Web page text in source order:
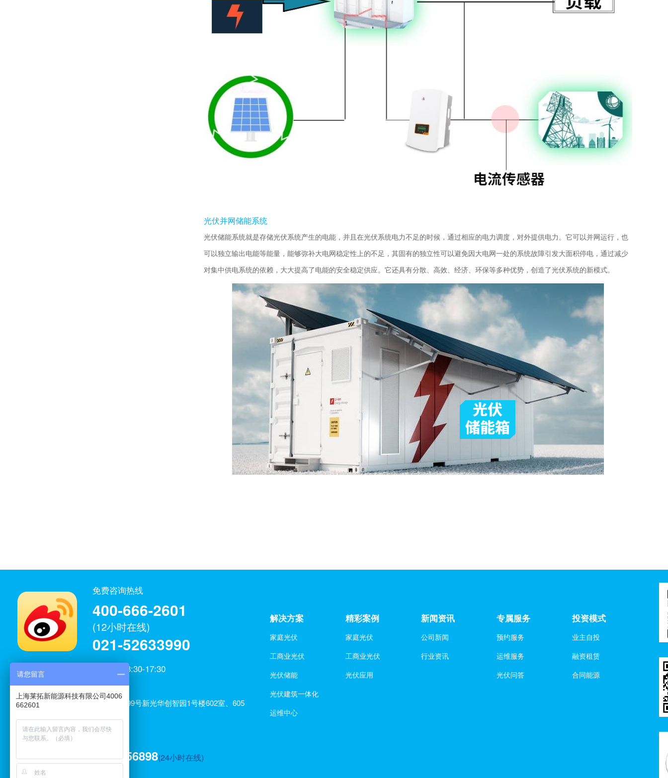
光伏并网储能系统
光伏储能系统就是存储光伏系统产生的电能，并且在光伏系统电力不足的时候，通过相应的电力调度，对外提供电力。它可以并网运行，也
可以独立输出电能等能量，能够弥补大电网稳定性上的不足，其固有的独立性可以避免因大电网一处的系统故障引发大面积停电，通过减少
对集中供电系统的依赖，大大提高了电能的安全稳定供应。它还具有分散、高效、经济、环保等多种优势，创造了光伏系统的新模式。
微博官方
免费咨询热线
400-666-2601
(12小时在线)
021-52633990
工作日：8:30-17:30
上海莱拓新能源科技有限公司
公司地址：上海市闵行区元江路3699号新光华创智园1号楼602室、605
电子邮箱：service@laituon.com
技术服务：13122756898(24小时在线)
解决方案
家庭光伏
工商业光伏
光伏储能
光伏建筑一体化
运维中心
精彩案例
家庭光伏
工商业光伏
光伏应用
新闻资讯
公司新闻
行业资讯
专属服务
预约服务
运维服务
光伏问答
投资模式
业主自投
融资租赁
合同能源
请您留言
上海莱拓新能源科技有限公司4006
662601